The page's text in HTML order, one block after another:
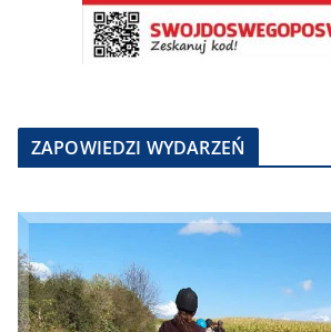
ZAPOWIEDZI WYDARZEŃ